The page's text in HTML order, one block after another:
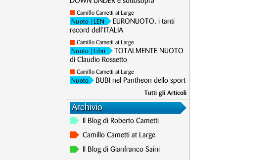
Camillo Cametti at Large
Nuoto | LEN
EURONUOTO, i tanti
record dell’ITALIA
Camillo Cametti at Large
Nuoto | Libri
TOTALMENTE NUOTO
di Claudio Rossetto
Camillo Cametti at Large
Nuoto BUBI nel Pantheon dello sport
Tutti gli Articoli
Archivio
Il Blog di Roberto Cametti
Camillo Cametti at Large
Il Blog di Gianfranco Saini